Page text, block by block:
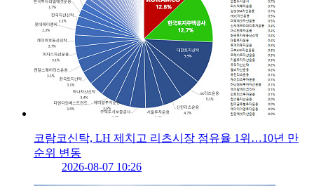
코람코신탁, LH 제치고 리츠시장 점유율 1위…10년 만
순위 변동
2026-08-07 10:26